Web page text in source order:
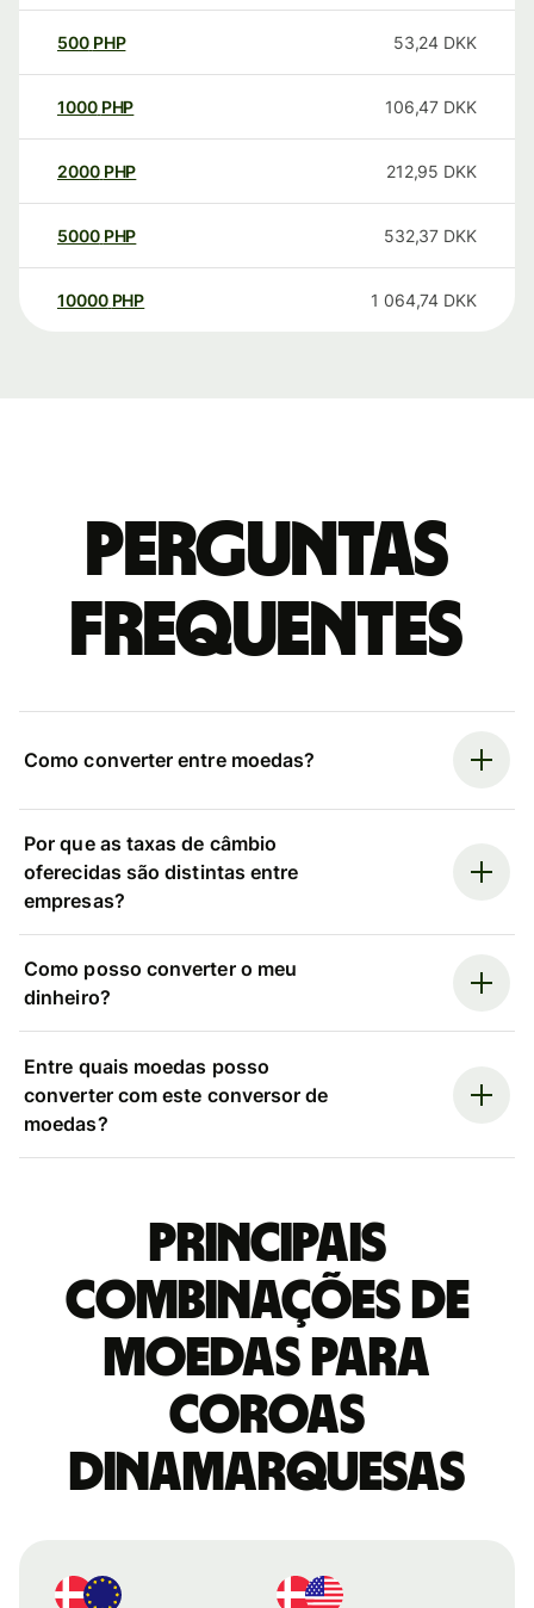
500 PHP 53,24 DKK
1000 PHP 106,47 DKK
2000 PHP 212,95 DKK
5000 PHP 532,37 DKK
10000 PHP 1 064,74 DKK
Perguntas
frequentes
Como converter entre moedas?
Por que as taxas de câmbio
oferecidas são distintas entre
empresas?
Como posso converter o meu
dinheiro?
Entre quais moedas posso
converter com este conversor de
moedas?
Principais
combinações de
moedas para
Coroas
dinamarquesas